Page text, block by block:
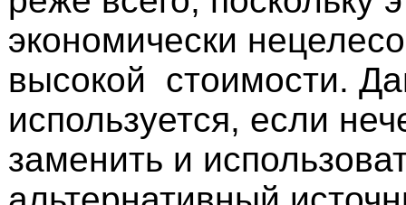
экономически
высокой стоимости.
используется, если
заменить и